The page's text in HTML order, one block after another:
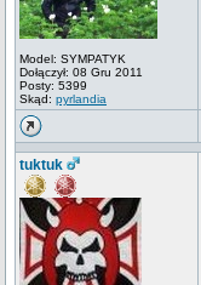
Model: SYMPATYK
Dołączył: 08 Gru 2011
Posty: 5399
Skąd: pyrlandia
tuktuk